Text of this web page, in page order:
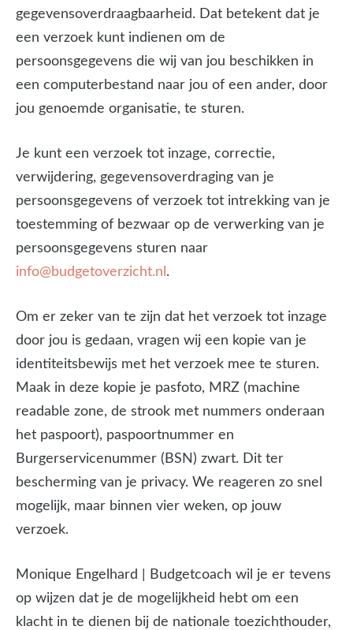
gegevensoverdraagbaarheid. Dat betekent dat je
een verzoek kunt indienen om de
persoonsgegevens die wij van jou beschikken in
een computerbestand naar jou of een ander, door
jou genoemde organisatie, te sturen.
Je kunt een verzoek tot inzage, correctie,
verwijdering, gegevensoverdraging van je
persoonsgegevens of verzoek tot intrekking van je
toestemming of bezwaar op de verwerking van je
persoonsgegevens sturen naar
info@budgetoverzicht.nl .
Om er zeker van te zijn dat het verzoek tot inzage
door jou is gedaan, vragen wij een kopie van je
identiteitsbewijs met het verzoek mee te sturen.
Maak in deze kopie je pasfoto, MRZ (machine
readable zone, de strook met nummers onderaan
het paspoort), paspoortnummer en
Burgerservicenummer (BSN) zwart. Dit ter
bescherming van je privacy. We reageren zo snel
mogelijk, maar binnen vier weken, op jouw
verzoek.
Monique Engelhard | Budgetcoach wil je er tevens
op wijzen dat je de mogelijkheid hebt om een
klacht in te dienen bij de nationale toezichthouder,